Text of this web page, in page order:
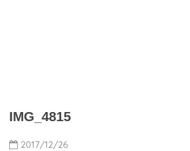
IMG_4815
2017/12/26